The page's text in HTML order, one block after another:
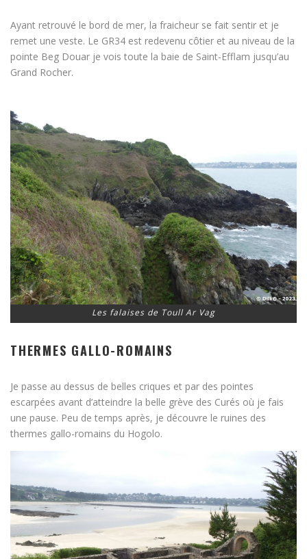
Ayant retrouvé le bord de mer, la fraicheur se fait sentir et je
remet une veste. Le GR34 est redevenu côtier et au niveau de la
pointe Beg Douar je vois toute la baie de Saint-Efflam jusqu’au
Grand Rocher.
Les falaises de Toull Ar Vag
THERMES GALLO-ROMAINS
Je passe au dessus de belles criques et par des pointes
escarpées avant d’atteindre la belle grève des Curés où je fais
une pause. Peu de temps après, je découvre le ruines des
thermes gallo-romains du Hogolo.